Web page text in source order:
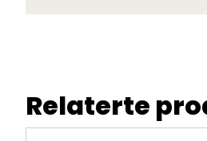
Relaterte